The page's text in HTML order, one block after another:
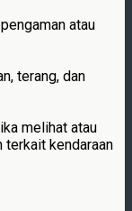
atau
terang, dan
melihat atau
terkait kendaraan